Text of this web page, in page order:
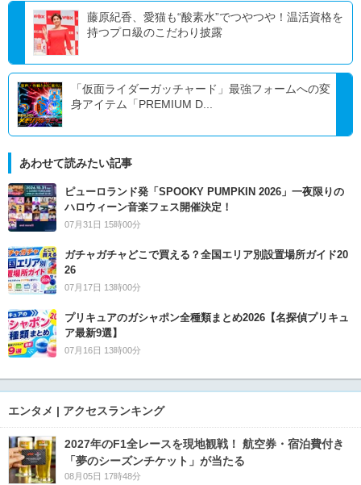
藤原紀香、愛猫も“酸素水”でつやつや！温活資格を
持つプロ級のこだわり披露
「仮面ライダーガッチャード」最強フォームへの変
身アイテム「PREMIUM D...
あわせて読みたい記事
ピューロランド発「SPOOKY PUMPKIN 2026」一夜限りの
ハロウィーン音楽フェス開催決定！
07月31日 15時00分
ガチャガチャどこで買える？全国エリア別設置場所ガイド20
26
07月17日 13時00分
プリキュアのガシャポン全種類まとめ2026【名探偵プリキュ
ア最新9選】
07月16日 13時00分
エンタメ | アクセスランキング
2027年のF1全レースを現地観戦！ 航空券・宿泊費付き
「夢のシーズンチケット」が当たる
08月05日 17時48分